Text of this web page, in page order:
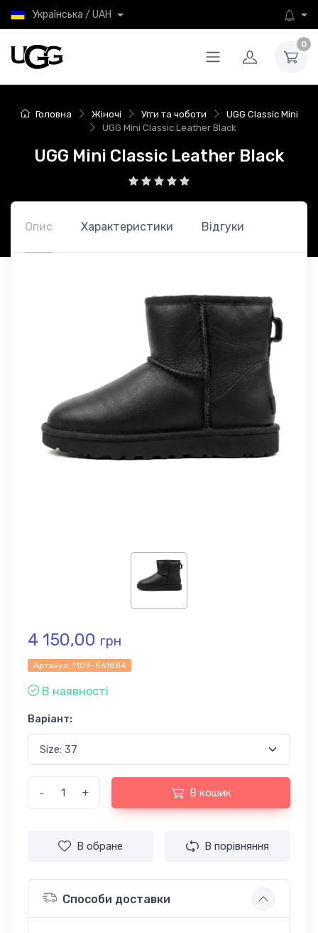
Українська / UAH
0
Головна Жіночі Угги та чоботи
UGG Classic Mini
UGG Mini Classic Leather Black
UGG Mini Classic Leather Black
Опис Характеристики Відгуки
4 150,00 грн
Артикул: 1109-561884
В наявності
Варіант:
- + В кошик
В обране В порівняння
Способи доставки